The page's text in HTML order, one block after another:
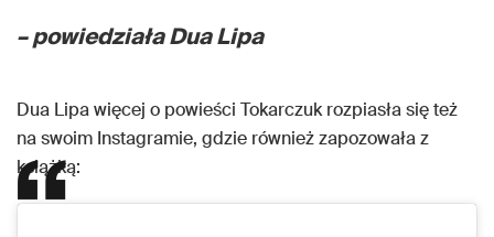
– powiedziała Dua Lipa
Dua Lipa więcej o powieści Tokarczuk rozpiasła się też
na swoim Instagramie, gdzie również zapozowała z
książką: